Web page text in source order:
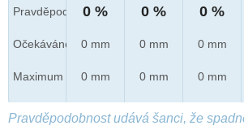
Pravděpod.
Očekáváno
Maximum
0 %
0 mm
0 mm
0 %
0 mm
0 mm
0 %
0 mm
0 mm
Pravděpodobnost udává šanci, že